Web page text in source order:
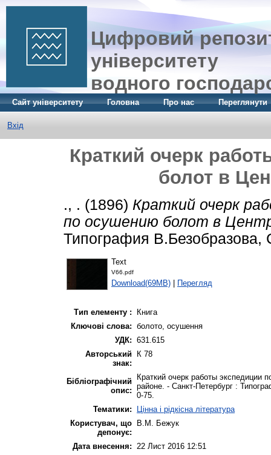
Цифровий
університету
водного
Сайт університету Головна Про нас Переглянути
Вхід
Краткий очерк
болот в
., . (1896) Краткий очерк
по осушению болот в
Типография В.Безобразова,
Text
V66.pdf
Download(69MB) | Перегляд
Тип елементу :
Книга
Ключові слова: болото, осушення
УДК: 631.615
Авторський
знак:
К 78
Бібліографічний
опис:
Краткий очерк работы экспедиции
районе. - Санкт-Петербург :
0-75.
Тематики:
Цінна і рідкісна література
Користувач, що
депонує:
В.М. Бежук
Дата внесення: 22 Лист 2016 12:51